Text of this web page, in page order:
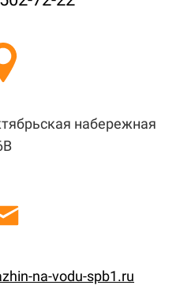
набережная
na-vodu-spb1.ru